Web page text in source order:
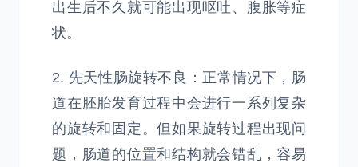
出生后不久就可能出现呕吐、腹胀等症
状。
2. 先天性肠旋转不良：正常情况下，肠
道在胚胎发育过程中会进行一系列复杂
的旋转和固定。但如果旋转过程出现问
题，肠道的位置和结构就会错乱，容易